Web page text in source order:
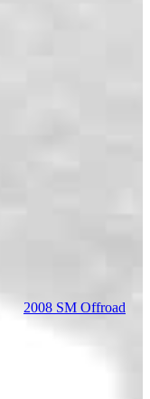
2008 SM Offroad